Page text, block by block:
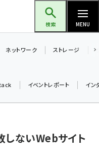
検索 MENU
いた勝利の絆～ (2315)
ネットワーク ストレージ
イベントレポート イン
ないWebサイト